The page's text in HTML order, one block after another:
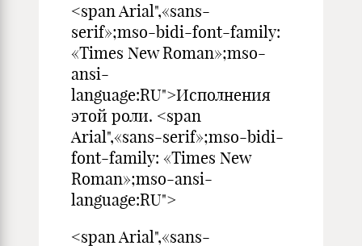
<span Arial",«sans-
serif»;mso-bidi-font-family:
«Times New Roman»;mso-
ansi-
language:RU">Исполнения
этой роли. <span
Arial",«sans-serif»;mso-bidi-
font-family: «Times New
Roman»;mso-ansi-
language:RU">
<span Arial",«sans-